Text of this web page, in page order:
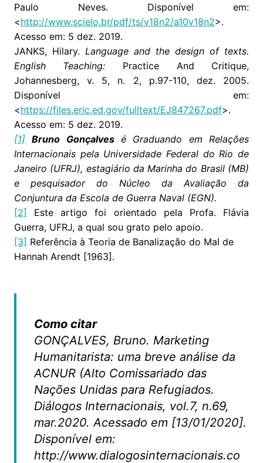
Paulo Neves. Disponível em:
<http://www.scielo.br/pdf/ts/v18n2/a10v18n2>.
Acesso em: 5 dez. 2019.
JANKS, Hilary. Language and the design of texts.
English Teaching: Practice And Critique,
Johannesberg, v. 5, n. 2, p.97-110, dez. 2005.
Disponível em:
<https://files.eric.ed.gov/fulltext/EJ847267.pdf>.
Acesso em: 5 dez. 2019.
[1] Bruno Gonçalvesé Graduando em Relações
Internacionais pela Universidade Federal do Rio de
Janeiro (UFRJ), estagiário da Marinha do Brasil (MB)
e pesquisador do Núcleo da Avaliação da
Conjuntura da Escola de Guerra Naval (EGN).
[2] Este artigo foi orientado pela Profa. Flávia
Guerra, UFRJ, a qual sou grato pelo apoio.
[3] Referência à Teoria de Banalização do Mal de
Hannah Arendt [1963].
Como citar
GONÇALVES, Bruno. Marketing
Humanitarista: uma breve análise da
ACNUR (Alto Comissariado das
Nações Unidas para Refugiados.
Diálogos Internacionais, vol.7, n.69,
mar.2020. Acessado em [13/01/2020].
Disponível em:
http://www.dialogosinternacionais.co